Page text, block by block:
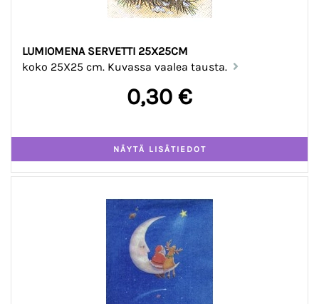
LUMIOMENA SERVETTI 25X25CM
koko 25X25 cm. Kuvassa vaalea tausta.
0,30 €